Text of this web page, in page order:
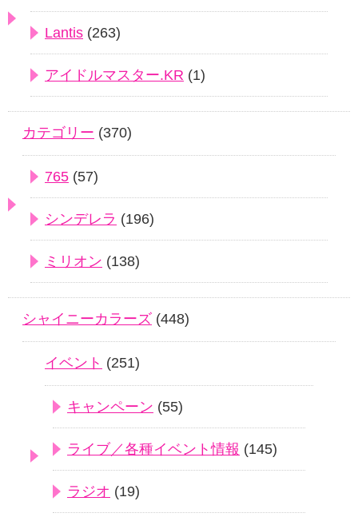
Lantis (263)
アイドルマスター.KR (1)
カテゴリー (370)
765 (57)
シンデレラ (196)
ミリオン (138)
シャイニーカラーズ (448)
イベント (251)
キャンペーン (55)
ライブ／各種イベント情報 (145)
ラジオ (19)